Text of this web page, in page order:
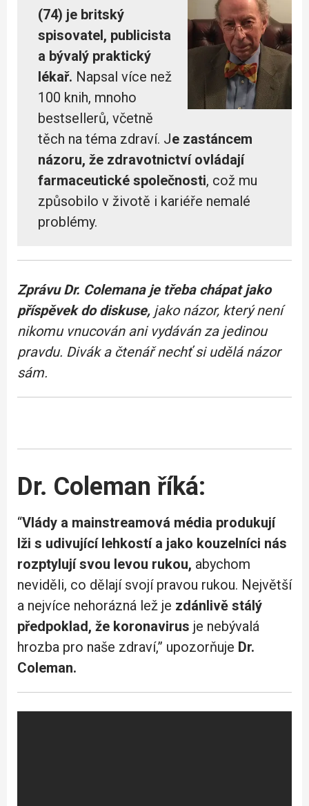
(74) je britský
spisovatel, publicista
a bývalý praktický
lékař. Napsal více než
100 knih, mnoho
bestsellerů, včetně
těch na téma zdraví. Je zastáncem
názoru, že zdravotnictví ovládají
farmaceutické společnosti, což mu
způsobilo v životě i kariéře nemalé
problémy.
Zprávu Dr. Colemana je třeba chápat jako
příspěvek do diskuse, jako názor, který není
nikomu vnucován ani vydáván za jedinou
pravdu. Divák a čtenář nechť si udělá názor
sám.
Dr. Coleman říká:
“Vlády a mainstreamová média produkují
lži s udivující lehkostí a jako kouzelníci nás
rozptylují svou levou rukou, abychom
neviděli, co dělají svojí pravou rukou. Největší
a nejvíce nehorázná lež je zdánlivě stálý
předpoklad, že koronavirus je nebývalá
hrozba pro naše zdraví,” upozorňuje Dr.
Coleman.